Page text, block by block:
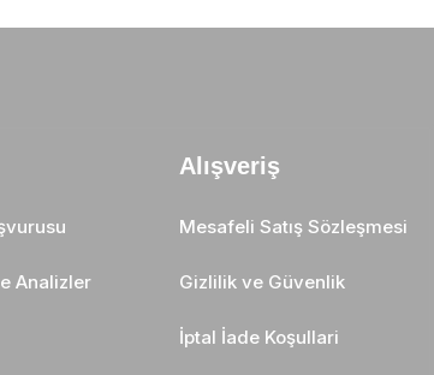
Analizler
Alışveriş
Mesafeli Satış Sözleşmesi
Gizlilik ve Güvenlik
İptal İade Koşullari